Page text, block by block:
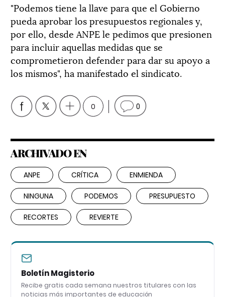
"Podemos tiene la llave para que el Gobierno
pueda aprobar los presupuestos regionales y,
por ello, desde ANPE le pedimos que presionen
para incluir aquellas medidas que se
comprometieron defender para dar su apoyo a
los mismos", ha manifestado el sindicato.
0 0
ARCHIVADO EN
ANPE CRÍTICA ENMIENDA
NINGUNA PODEMOS PRESUPUESTO
RECORTES REVIERTE
Boletín Magisterio
Recibe gratis cada semana nuestros titulares con las
noticias más importantes de educación